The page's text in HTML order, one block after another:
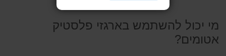
מי יכול להשתמש בארגזי פלסטיק
אטומים?